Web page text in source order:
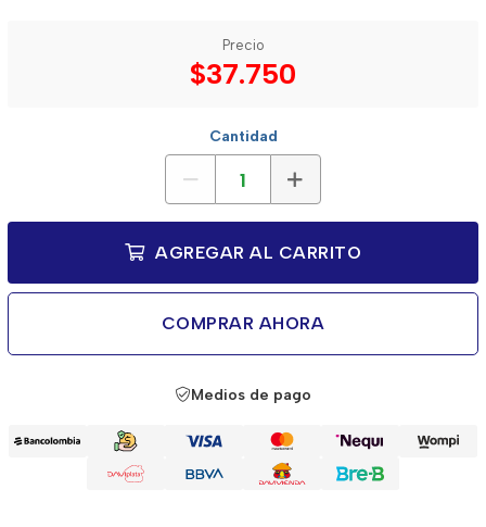
Precio
$37.750
Cantidad
AGREGAR AL CARRITO
COMPRAR AHORA
Medios de pago